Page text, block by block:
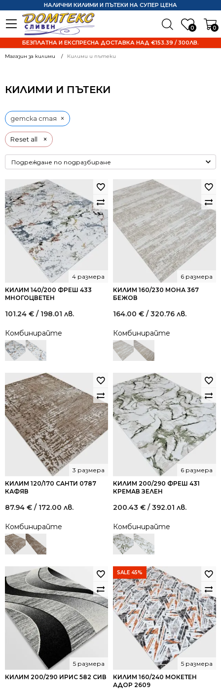
0 0
НАЛИЧНИ КИЛИМИ И ПЪТЕКИ НА СУПЕР ЦЕНА
БЕЗПЛАТНА И ЕКСПРЕСНА ДОСТАВКА НАД €153.39 / 300ЛВ.
Магазин за килими Килими и пътеки
КИЛИМИ И ПЪТЕКИ
Reset all ×
детска стая ×
КИЛИМ 140/200 ФРЕШ 433
МНОГОЦВЕТЕН
4 размера
101.24 € / 198.01 лв.
Комбинирайте
КИЛИМ 160/230 МОНА 367
БЕЖОВ
6 размера
164.00 € / 320.76 лв.
Комбинирайте
КИЛИМ 120/170 САНТИ 0787
КАФЯВ
3 размера
87.94 € / 172.00 лв.
Комбинирайте
КИЛИМ 200/290 ФРЕШ 431
КРЕМАВ ЗЕЛЕН
6 размера
200.43 € / 392.01 лв.
Комбинирайте
КИЛИМ 200/290 ИРИС 582 СИВ
5 размера
SALE 45%
КИЛИМ 160/240 МОКЕТЕН
АДОР 2609
5 размера